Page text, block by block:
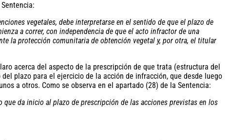
vegetales, debe interpretarse en el sentido de que el plazo de
a correr, con independencia de que el acto infractor de una
la protección comunitaria de obtención vegetal y, por otra, el titular
acerca del aspecto de la prescripción de que trata (estructura del
plazo para el ejercicio de la acción de infracción, que desde luego
a otros. Como se observa en el apartado (28) de la Sentencia:
da inicio al plazo de prescripción de las acciones previstas en los